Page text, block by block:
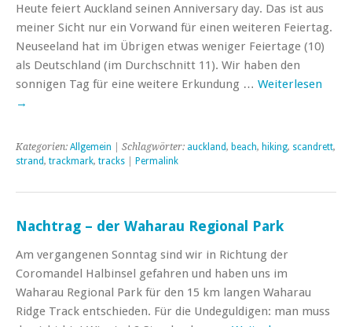
Heute feiert Auckland seinen Anniversary day. Das ist aus
meiner Sicht nur ein Vorwand für einen weiteren Feiertag.
Neuseeland hat im Übrigen etwas weniger Feiertage (10)
als Deutschland (im Durchschnitt 11). Wir haben den
sonnigen Tag für eine weitere Erkundung … Weiterlesen
→
Kategorien: Allgemein | Schlagwörter: auckland, beach, hiking, scandrett,
strand, trackmark, tracks Permalink
Nachtrag – der Waharau Regional Park
Am vergangenen Sonntag sind wir in Richtung der
Coromandel Halbinsel gefahren und haben uns im
Waharau Regional Park für den 15 km langen Waharau
Ridge Track entschieden. Für die Undeguldigen: man muss